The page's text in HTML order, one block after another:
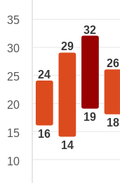
24
16
29
14
32
19
26
18
35
30
25
20
15
10